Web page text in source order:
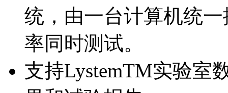
统，由一台计算机统
率同时测试。
支持LystemTM实验室